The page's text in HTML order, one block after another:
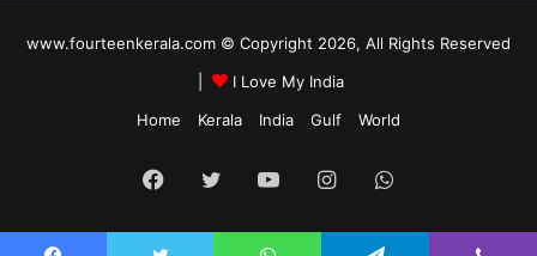
www.fourteenkerala.com © Copyright 2026, All Rights Reserved
I Love My India
Home
Kerala India Gulf World
Facebook
TwitterYouTubeInstagramWhatsApp